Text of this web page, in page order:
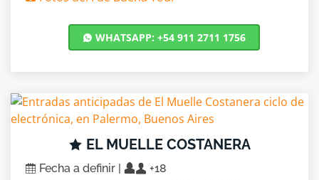
WHATSAPP: +54 911 2711 1756
EL MUELLE COSTANERA
Fecha a definir |
+18